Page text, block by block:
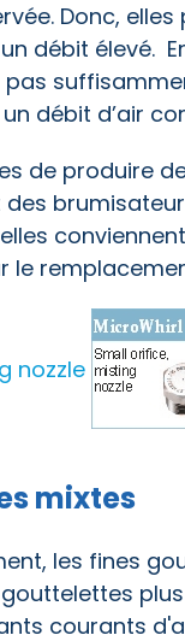
Donc,
débit élevé.
débit d’air
de produire
des
le
mixtes
les fines
courants